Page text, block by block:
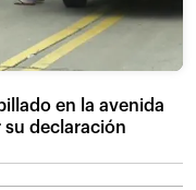
en la avenida
su declaración